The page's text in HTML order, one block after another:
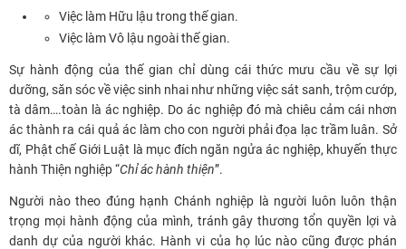
Việc làm Hữu lậu trong thế gian.
Việc làm Vô lậu ngoài thế gian.
Sự hành động của thế gian chỉ dùng cái thức mưu cầu về sự lợi
dưỡng, săn sóc về việc sinh nhai như những việc sát sanh, trộm cướp,
tà dâm….toàn là ác nghiệp. Do ác nghiệp đó mà chiêu cảm cái nhơn
ác thành ra cái quả ác làm cho con người phải đọa lạc trầm luân. Sở
dĩ, Phật chế Giới Luật là mục đích ngăn ngửa ác nghiệp, khuyến thực
hành Thiện nghiệp “Chỉ ác hành thiện”.
Người nào theo đúng hạnh Chánh nghiệp là người luôn luôn thận
trọng mọi hành động của mình, tránh gây thương tổn quyền lợi và
danh dự của người khác. Hành vi của họ lúc nào cũng được phán